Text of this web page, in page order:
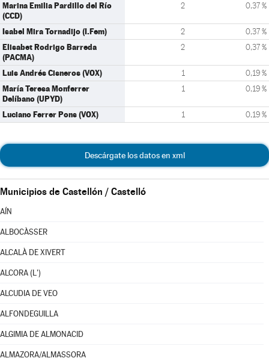
Marina Emilia Pardillo del Río
(CCD)
2 0,37 %
Isabel Mira Tornadijo (I.Fem) 2 0,37 %
Elisabet Rodrigo Barreda
(PACMA)
2 0,37 %
Luis Andrés Cisneros (VOX) 1 0,19 %
María Teresa Monferrer
Delíbano (UPYD)
1 0,19 %
Luciano Ferrer Pons (VOX) 1 0,19 %
Descárgate los datos en xml
Municipios de Castellón / Castelló
AÍN
ALBOCÀSSER
ALCALÀ DE XIVERT
ALCORA (L')
ALCUDIA DE VEO
ALFONDEGUILLA
ALGIMIA DE ALMONACID
ALMAZORA/ALMASSORA